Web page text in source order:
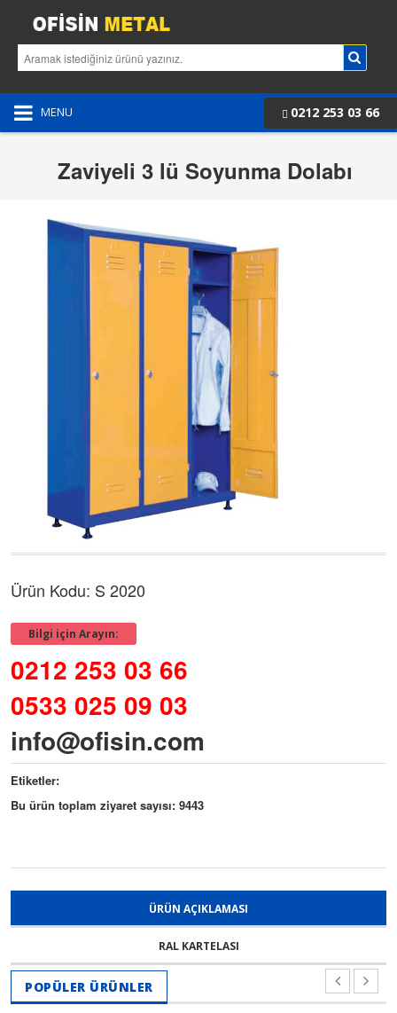
0212 253 03 66
MENU
Zaviyeli 3 lü Soyunma Dolabı
Ürün Kodu: S 2020
Bilgi için Arayın:
0212 253 03 66
0533 025 09 03
info@ofisin.com
Etiketler:
Bu ürün toplam ziyaret sayısı: 9443
ÜRÜN AÇIKLAMASI
RAL KARTELASI
POPÜLER ÜRÜNLER